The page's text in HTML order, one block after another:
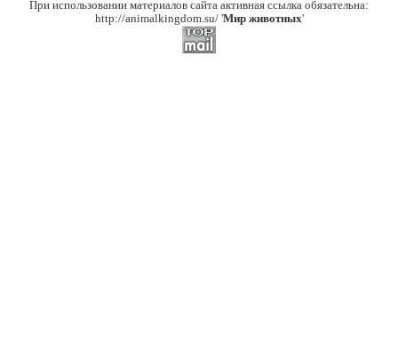
При использовании материалов сайта активная ссылка обязательна:
http://animalkingdom.su/ 'Мир животных'